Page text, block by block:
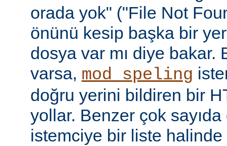
orada yok" ("File Not
önünü kesip başka bir
dosya var mı diye bakar.
varsa, mod_speling
doğru yerini bildiren bir
yollar. Benzer çok
istemciye bir liste halinde